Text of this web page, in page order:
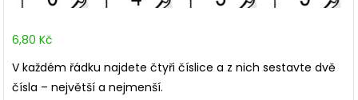
6,80Kč
V každém řádku najdete čtyři číslice a z nich sestavte dvě
čísla – největší a nejmenší.